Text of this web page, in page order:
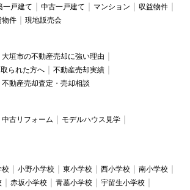
一戸建て 中古一戸建て マンション
収益物件
物件 現地販売会
大垣市の不動産売却に強い理由
られた方へ
不動産売却実績
不動産売却査定・売却相談
中古リフォーム
モデルハウス見学
校 小野小学校 東小学校 西小学校
南小学校
赤坂小学校 青墓小学校
宇留生小学校